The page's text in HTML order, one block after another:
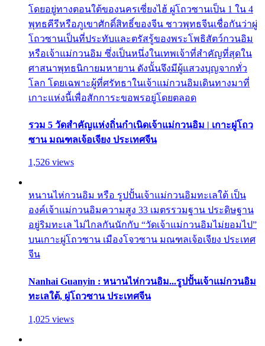
โดยอยู่ทางตอนใต้ของนครเซี่ยงไฮ้ ผู่โถวซานเป็น 1 ใน 4
พุทธคีรีหรือภูเขาศักดิ์สิทธิ์ของจีน ชาวพุทธจีนเชื่อกันว่าผู่
โถวซานเป็นที่ประทับและตรัสรู้ของพระโพธิสัตว์กวนอิม
หรือเจ้าแม่กวนอิม ซึ่งเป็นหนึ่งในเทพเจ้าที่สำคัญที่สุดใน
ศาสนาพุทธนิกายมหายาน ดังนั้นจึงมีผู้แสวงบุญจากทั่ว
โลก โดยเฉพาะผู้ที่ศรัทธาในเจ้าแม่กวนอิมเดินทางมาที่
เกาะแห่งนี้เพื่อสักการะขอพรอยู่โดยตลอด
รวม 5 วัดสำคัญแห่งถิ่นกำเนิดเจ้าแม่กวนอิม | เกาะผู่โถว
ซาน มณฑลเจ้อเจียง ประเทศจีน
1,526 views
หนานไห่กวนอิม หรือ รูปปั้นเจ้าแม่กวนอิมทะเลใต้ เป็น
องค์เจ้าแม่กวนอิมความสูง 33 เมตรรวมฐาน ประดิษฐาน
อยู่ริมทะเล ไม่ไกลกันนักกับ “วัดเจ้าแม่กวนอิมไม่ยอมไป”
บนเกาะผู่โถวซาน เมืองโจวซาน มณฑลเจ้อเจียง ประเทศ
จีน
Nanhai Guanyin : หนานไห่กวนอิม...รูปปั้นเจ้าแม่กวนอิม
ทะเลใต้, ผู่โถวซาน ประเทศจีน
1,025 views